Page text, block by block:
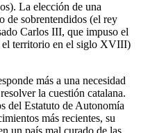
La elección de una
de sobrentendidos (el rey
Carlos III, que impuso el
el territorio en el siglo XVIII)
más a una necesidad
la cuestión catalana.
del Estatuto de Autonomía
más recientes, su
un país mal curado de las